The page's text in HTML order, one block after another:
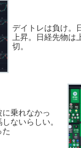
デイトレは負け。
上昇。日経先物は
切。
乗れなかっ
ないらしい。
た